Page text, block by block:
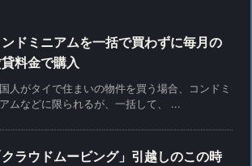
ンドミニアムを一括で買わずに毎月の
料金で購入
人がタイで住まいの物件を買う場合、コンドミ
ムなどに限られるが、一括して、 ...
クラウドムービング」引越しのこの時